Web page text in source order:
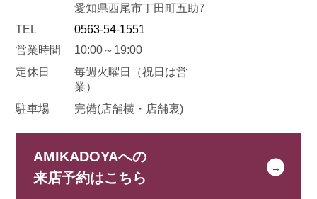
愛知県西尾市丁田町五助7
TEL
0563-54-1551
営業時間
10:00～19:00
定休日
毎週火曜日
（祝日は営
業）
駐車場
完備(店舗横・店舗裏)
AMIKADOYAへの
来店予約はこちら